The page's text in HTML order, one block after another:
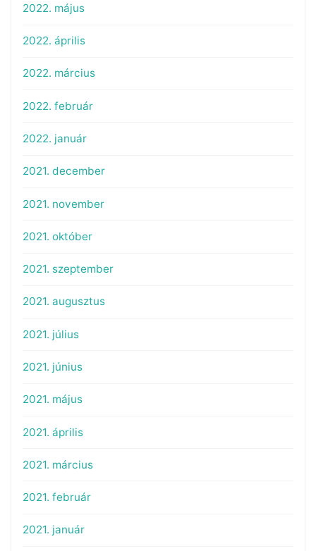
2022. május
2022. április
2022. március
2022. február
2022. január
2021. december
2021. november
2021. október
2021. szeptember
2021. augusztus
2021. július
2021. június
2021. május
2021. április
2021. március
2021. február
2021. január